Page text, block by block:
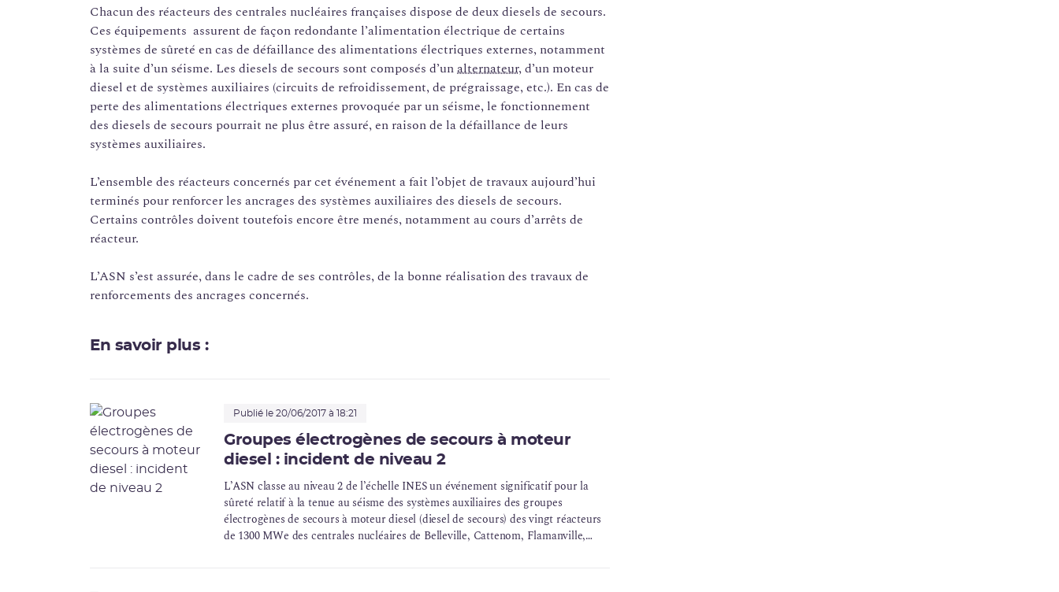
Chacun des réacteurs des centrales nucléaires françaises dispose de deux diesels de secours.
Ces équipements assurent de façon redondante l’alimentation électrique de certains
systèmes de sûreté en cas de défaillance des alimentations électriques externes, notamment
à la suite d’un séisme. Les diesels de secours sont composés d’unalternateur, d’un moteur
diesel et de systèmes auxiliaires (circuits de refroidissement, de prégraissage, etc.). En cas de
perte des alimentations électriques externes provoquée par un séisme, le fonctionnement
des diesels de secours pourrait ne plus être assuré, en raison de la défaillance de leurs
systèmes auxiliaires.
L’ensemble des réacteurs concernés par cet événement a fait l’objet de travaux aujourd’hui
terminés pour renforcer les ancrages des systèmes auxiliaires des diesels de secours.
Certains contrôles doivent toutefois encore être menés, notamment au cours d’arrêts de
réacteur.
L’ASN s’est assurée, dans le cadre de ses contrôles, de la bonne réalisation des travaux de
renforcements des ancrages concernés.
En savoir plus :
Publié le 20/06/2017 à 18:21
Groupes électrogènes de secours à moteur
diesel : incident de niveau 2
L’ASN classe au niveau 2 de l’échelle INES un événement significatif pour la
sûreté relatif à la tenue au séisme des systèmes auxiliaires des groupes
électrogènes de secours à moteur diesel (diesel de secours) des vingt réacteurs
de 1300 MWe des centrales nucléaires de Belleville, Cattenom, Flamanville,